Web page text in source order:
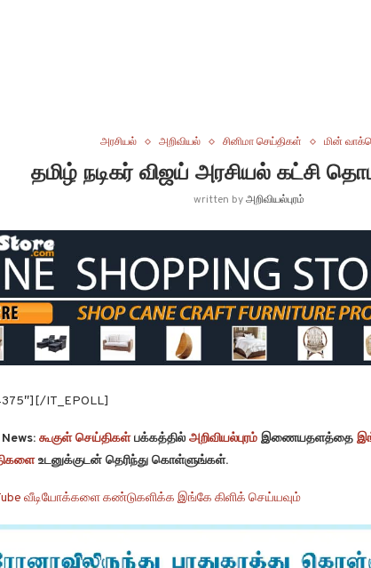
அரசியல் அறிவியல் சினிமா செய்திகள் மின்
தமிழ் நடிகர் விஜய் அரசியல் கட்சி
written byஅறிவியல்புரம்
IT_EPOLL]
கூகுள் செய்திகள்பக்கத்தில் அறிவியல்புரம் இணையதளத்தை
உடனுக்குடன் தெரிந்து கொள்ளுங்கள்.
வீடியோக்களை கண்டுகளிக்க இங்கே கிளிக் செய்யவும்